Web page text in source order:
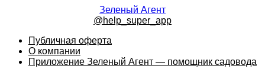
Зеленый Агент
@help_super_app
Публичная оферта
О компании
Приложение Зеленый Агент — помощник садовода